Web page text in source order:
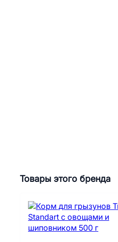
Товары этого бренда